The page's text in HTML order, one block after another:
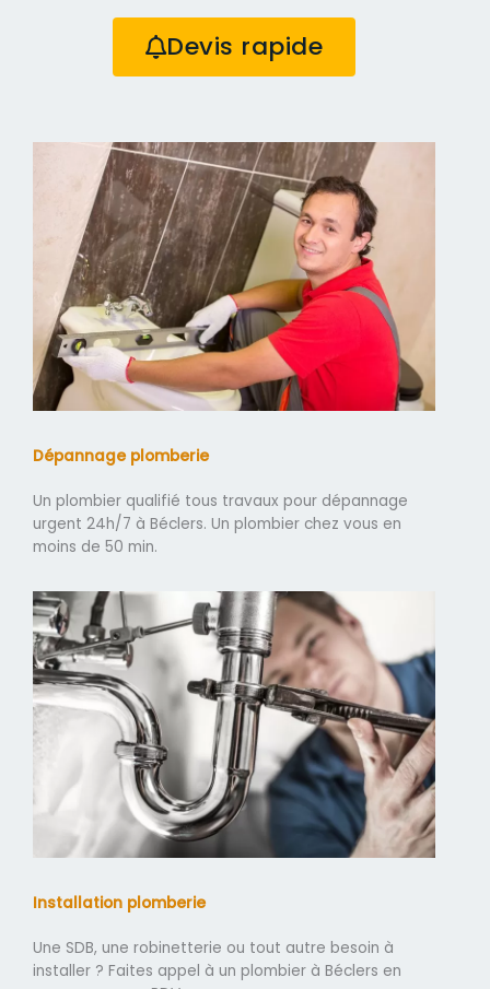
Devis rapide
Dépannage plomberie
Un plombier qualifié tous travaux pour dépannage
urgent 24h/7 à Béclers. Un plombier chez vous en
moins de 50 min.
Installation plomberie
Une SDB, une robinetterie ou tout autre besoin à
installer ? Faites appel à un plombier à Béclers en